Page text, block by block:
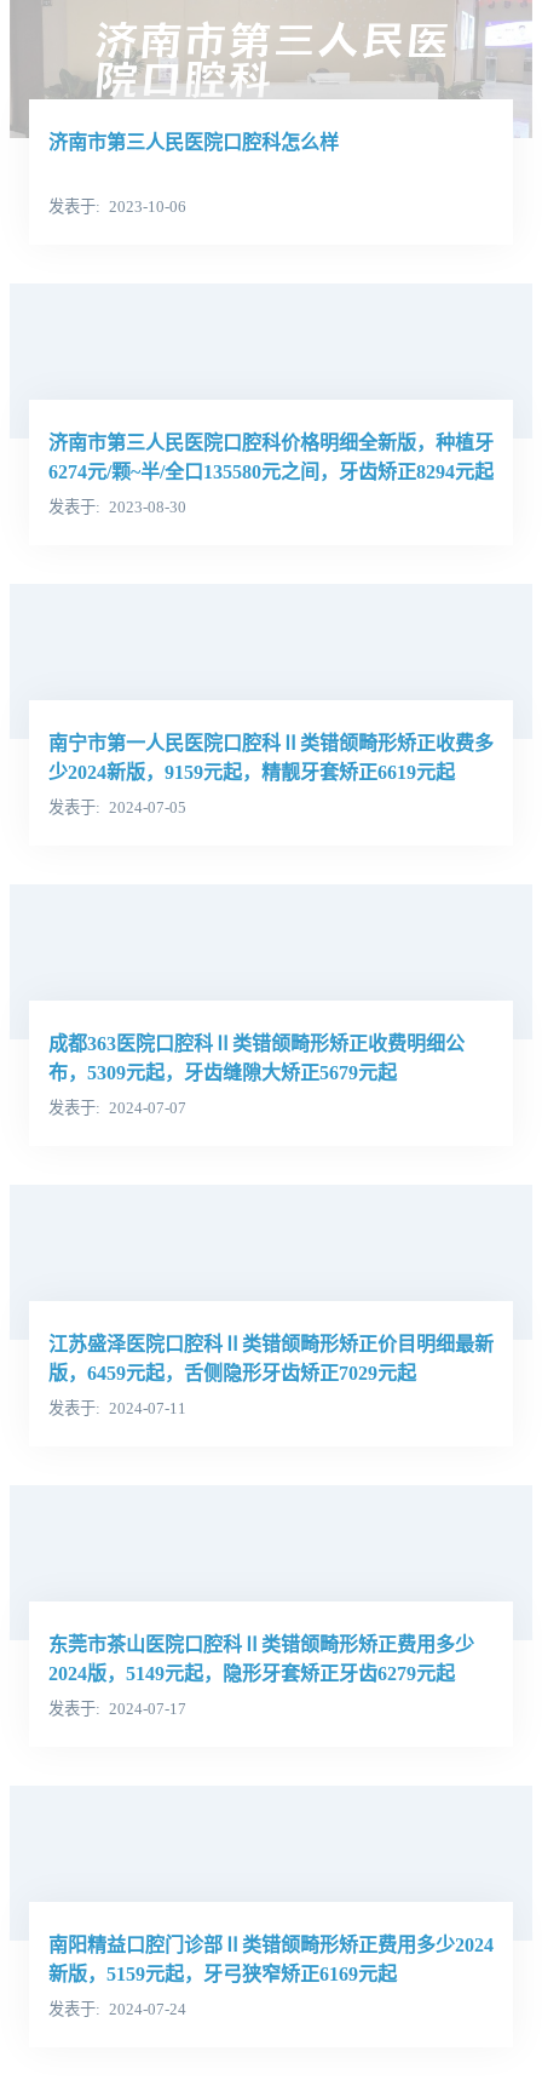
济南市第三人民医院口腔科怎么样
发表于 2023-10-06
济南市第三人民医院口腔科价格明细全新版，种植牙
6274元/颗~半/全口135580元之间，牙齿矫正8294元起
发表于 2023-08-30
南宁市第一人民医院口腔科Ⅱ类错颌畸形矫正收费多
少2024新版，9159元起，精靓牙套矫正6619元起
发表于 2024-07-05
成都363医院口腔科Ⅱ类错颌畸形矫正收费明细公
布，5309元起，牙齿缝隙大矫正5679元起
发表于 2024-07-07
江苏盛泽医院口腔科Ⅱ类错颌畸形矫正价目明细最新
版，6459元起，舌侧隐形牙齿矫正7029元起
发表于 2024-07-11
东莞市茶山医院口腔科Ⅱ类错颌畸形矫正费用多少
2024版，5149元起，隐形牙套矫正牙齿6279元起
发表于 2024-07-17
南阳精益口腔门诊部Ⅱ类错颌畸形矫正费用多少2024
新版，5159元起，牙弓狭窄矫正6169元起
发表于 2024-07-24